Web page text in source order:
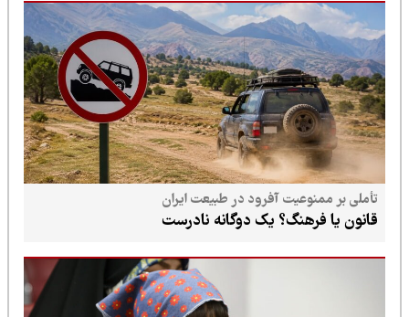
تأملی بر ممنوعیت آفرود در طبیعت ایران
قانون یا فرهنگ؟ یک دوگانه نادرست